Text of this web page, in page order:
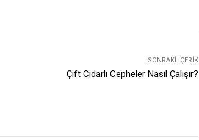
SONRAKI İÇERIK
Çift Cidarlı Cepheler Nasıl Çalışır?